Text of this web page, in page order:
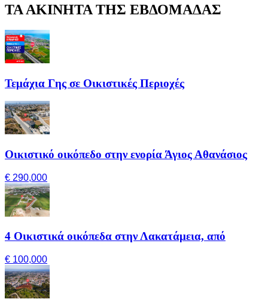
ΤΑ ΑΚΙΝΗΤΑ ΤΗΣ ΕΒΔΟΜΑΔΑΣ
Τεμάχια Γης σε Οικιστικές Περιοχές
Οικιστικό οικόπεδο στην ενορία Άγιος Αθανάσιος
€ 290,000
4 Οικιστικά οικόπεδα στην Λακατάμεια, από
€ 100,000